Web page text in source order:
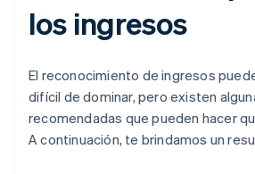
los ingresos
El reconocimiento de ingresos
difícil de dominar, pero existen
recomendadas que pueden hacer
A continuación, te brindamos un